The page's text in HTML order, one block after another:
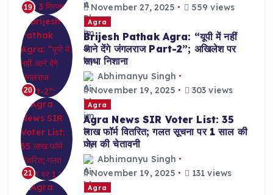
19 November 27, 2025 559 views
20
Agra
Brijesh Pathak Agra: “यूपी में नहीं
आने देंगे जंगलराज Part-2”; अखिलेश पर
साधा निशाना
Abhimanyu Singh
November 19, 2025
303 views
21
Agra
Agra News SIR Voter List: 35
लाख फॉर्म वितरित; गलत सूचना पर 1 साल की
जेल की चेतावनी
Abhimanyu Singh
November 19, 2025
131 views
Agra